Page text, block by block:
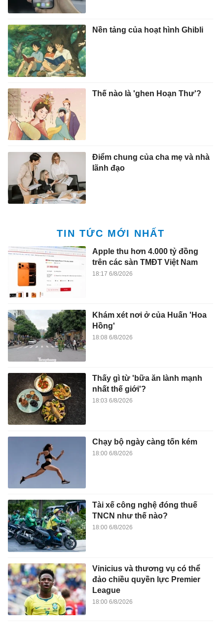
Nền tảng của hoạt hình Ghibli
Thế nào là 'ghen Hoạn Thư'?
Điểm chung của cha mẹ và nhà
lãnh đạo
TIN TỨC MỚI NHẤT
Apple thu hơn 4.000 tỷ đồng
trên các sàn TMĐT Việt Nam
18:17 6/8/2026
Khám xét nơi ở của Huấn 'Hoa
Hồng'
18:08 6/8/2026
Thấy gì từ 'bữa ăn lành mạnh
nhất thế giới'?
18:03 6/8/2026
Chạy bộ ngày càng tốn kém
18:00 6/8/2026
Tài xế công nghệ đóng thuế
TNCN như thế nào?
18:00 6/8/2026
Vinicius và thương vụ có thể
đảo chiều quyền lực Premier
League
18:00 6/8/2026